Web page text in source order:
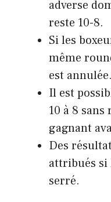
adverse
reste 10-8.
Si les
même
est annulée.
Il est
10 à 8
gagnant
Des
attribués si
serré.